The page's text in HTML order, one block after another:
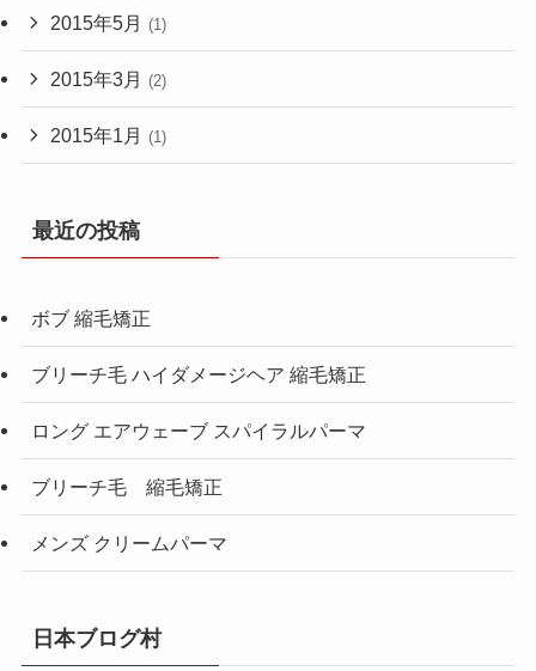
2015年5月 (1)
2015年3月 (2)
2015年1月 (1)
最近の投稿
ボブ 縮毛矯正
ブリーチ毛 ハイダメージヘア 縮毛矯正
ロング エアウェーブ スパイラルパーマ
ブリーチ毛 縮毛矯正
メンズ クリームパーマ
日本ブログ村